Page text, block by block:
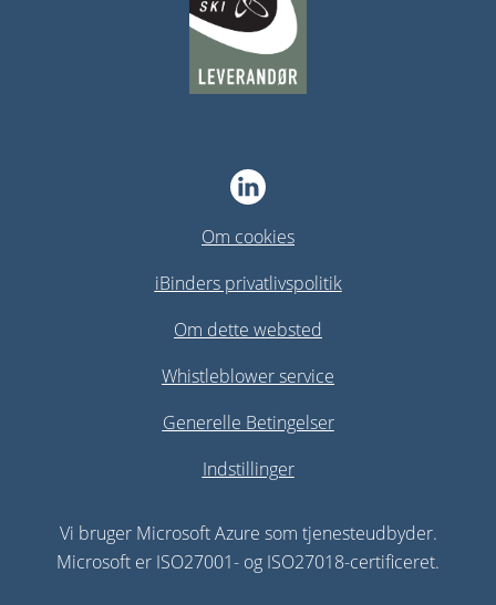
Om cookies
iBinders privatlivspolitik
Om dette websted
Whistleblower service
Generelle Betingelser
Indstillinger
Vi bruger Microsoft Azure som tjenesteudbyder.
Microsoft er ISO27001- og ISO27018-certificeret.